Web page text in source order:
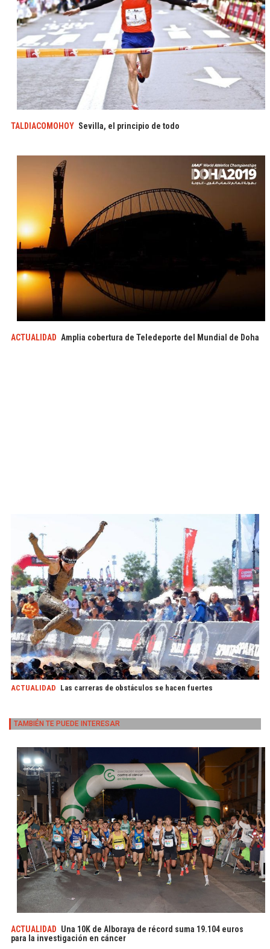
TALDIACOMOHOY Sevilla, el principio de todo
ACTUALIDAD Amplia cobertura de Teledeporte del Mundial de Doha
ACTUALIDAD Las carreras de obstáculos se hacen fuertes
TAMBIÉN TE PUEDE INTERESAR
ACTUALIDAD Una 10K de Alboraya de récord suma 19.104 euros
para la investigación en cáncer